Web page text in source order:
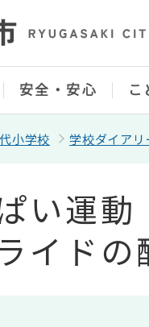
安全・安心
小学校 学校ダイアリ
い運
イドの